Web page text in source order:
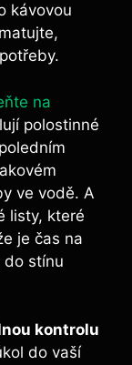
kávovou
na
polostinné
ve vodě. A
listy, které
je čas na
do stínu
kontrolu
do vaší